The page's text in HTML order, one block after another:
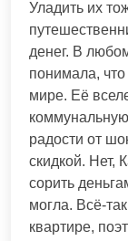
Уладить их
денег. В
понимала,
мире. Её
радости от
скидкой. Нет,
сорить
могла. Всё-
квартире,